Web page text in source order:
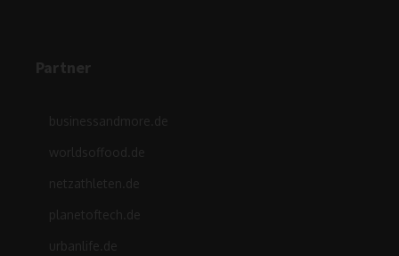
Partner
businessandmore.de
worldsoffood.de
netzathleten.de
planetoftech.de
urbanlife.de